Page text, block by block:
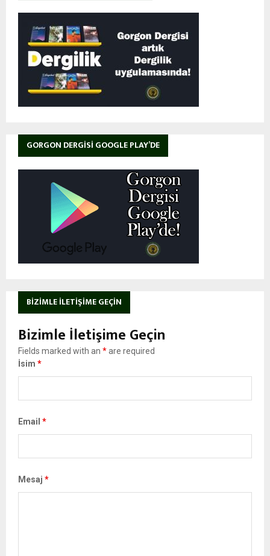
GORGON DERGISI GOOGLE PLAY’DE
BIZIMLE İLETIŞIME GEÇIN
Bizimle İletişime Geçin
Fields marked with an *are required
İsim *
Email *
Mesaj *